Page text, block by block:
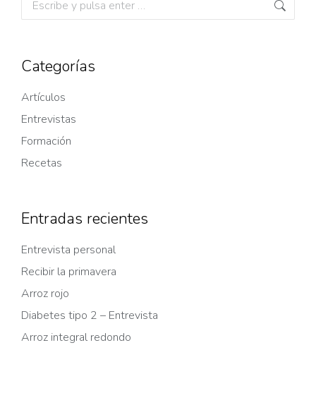
Categorías
Artículos
Entrevistas
Formación
Recetas
Entradas recientes
Entrevista personal
Recibir la primavera
Arroz rojo
Diabetes tipo 2 – Entrevista
Arroz integral redondo